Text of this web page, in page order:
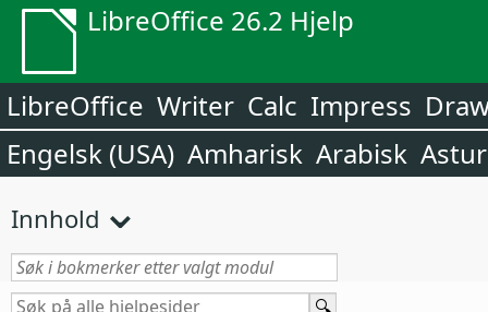
LibreOffice 26.2 Hjelp
LibreOffice Writer Calc Impress
Engelsk (USA) Amharisk Arabisk
Innhold